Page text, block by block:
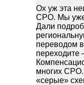
Ох уж эта
СРО. Мы уже
Дали
переводом
переходите
многих
«серые»